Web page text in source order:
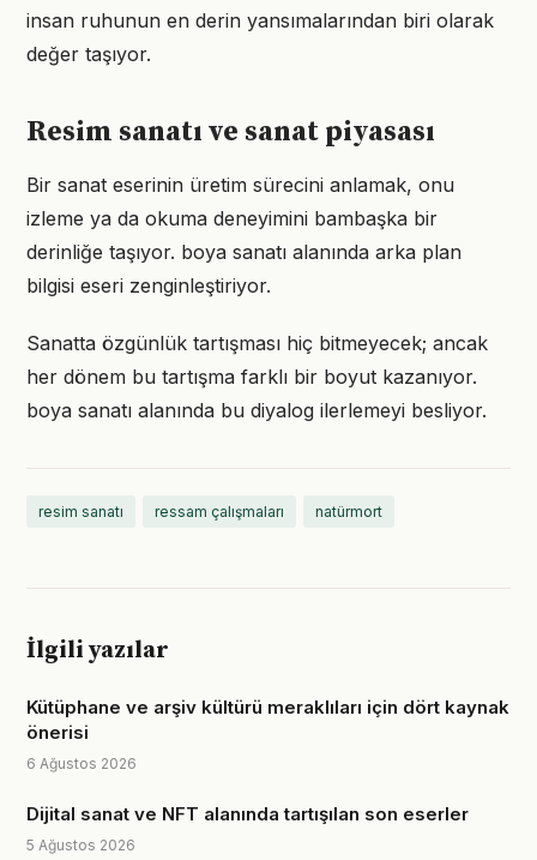
insan ruhunun en derin yansımalarından biri olarak
değer taşıyor.
Resim sanatı ve sanat piyasası
Bir sanat eserinin üretim sürecini anlamak, onu
izleme ya da okuma deneyimini bambaşka bir
derinliğe taşıyor. boya sanatı alanında arka plan
bilgisi eseri zenginleştiriyor.
Sanatta özgünlük tartışması hiç bitmeyecek; ancak
her dönem bu tartışma farklı bir boyut kazanıyor.
boya sanatı alanında bu diyalog ilerlemeyi besliyor.
resim sanatı ressam çalışmaları natürmort
İlgili yazılar
Kütüphane ve arşiv kültürü meraklıları için dört kaynak
önerisi
6 Ağustos 2026
Dijital sanat ve NFT alanında tartışılan son eserler
5 Ağustos 2026